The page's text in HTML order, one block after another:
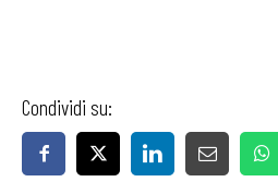
Condividi su: